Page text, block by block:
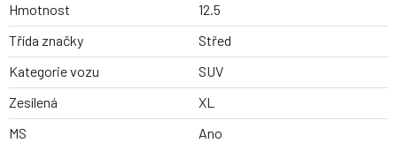
Hmotnost
12.5
Třída značky
Střed
Kategorie vozu
SUV
Zesílená
XL
MS
Ano